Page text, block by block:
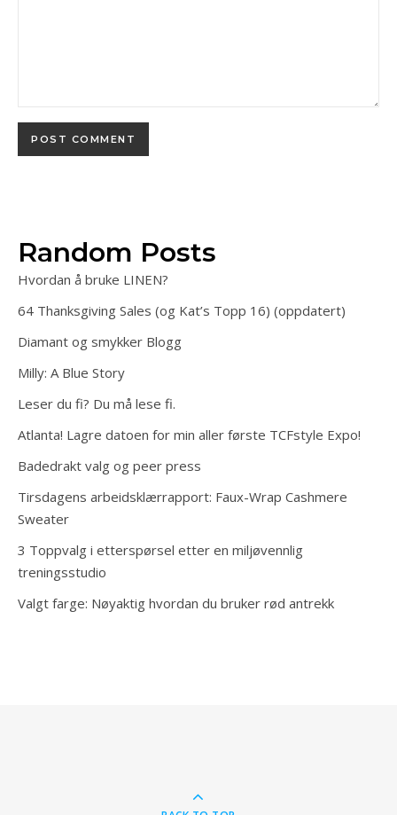
Random Posts
Hvordan å bruke LINEN?
64 Thanksgiving Sales (og Kat’s Topp 16) (oppdatert)
Diamant og smykker Blogg
Milly: A Blue Story
Leser du fi? Du må lese fi.
Atlanta! Lagre datoen for min aller første TCFstyle Expo!
Badedrakt valg og peer press
Tirsdagens arbeidsklærrapport: Faux-Wrap Cashmere
Sweater
3 Toppvalg i etterspørsel etter en miljøvennlig
treningsstudio
Valgt farge: Nøyaktig hvordan du bruker rød antrekk